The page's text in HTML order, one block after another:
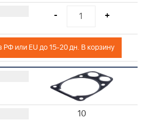
- +
Поставка из РФ или EU до 15-20 дн. В корзину
10